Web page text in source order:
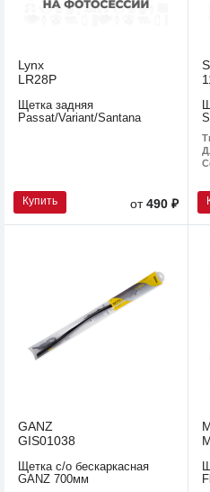
Lynx
LR28P
Щетка задняя
Passat/Variant/Santana
Купить от490 ₽
GANZ
GIS01038
Щетка с/о бескаркасная
GANZ 700мм